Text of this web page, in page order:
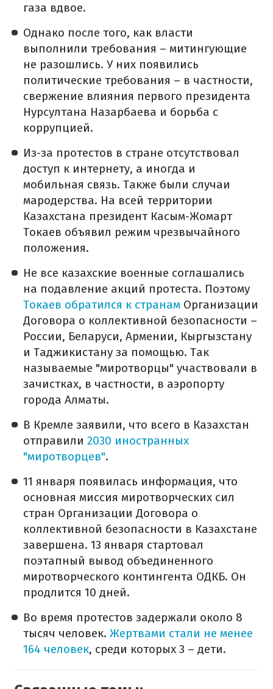
газа вдвое.
Однако после того, как власти
выполнили требования – митингующие
не разошлись. У них появились
политические требования – в частности,
свержение влияния первого президента
Нурсултана Назарбаева и борьба с
коррупцией.
Из-за протестов в стране отсутствовал
доступ к интернету, а иногда и
мобильная связь. Также были случаи
мародерства. На всей территории
Казахстана президент Касым-Жомарт
Токаев объявил режим чрезвычайного
положения.
Не все казахские военные соглашались
на подавление акций протеста. Поэтому
Токаев обратился к странам Организации
Договора о коллективной безопасности –
России, Беларуси, Армении, Кыргызстану
и Таджикистану за помощью. Так
называемые "миротворцы" участвовали в
зачистках, в частности, в аэропорту
города Алматы.
В Кремле заявили, что всего в Казахстан
отправили 2030 иностранных
"миротворцев".
11 января появилась информация, что
основная миссия миротворческих сил
стран Организации Договора о
коллективной безопасности в Казахстане
завершена. 13 января стартовал
поэтапный вывод объединенного
миротворческого контингента ОДКБ. Он
продлится 10 дней.
Во время протестов задержали около 8
тысяч человек. Жертвами стали не менее
164 человек, среди которых 3 – дети.